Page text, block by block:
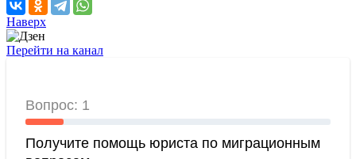
Наверх
Перейти на канал